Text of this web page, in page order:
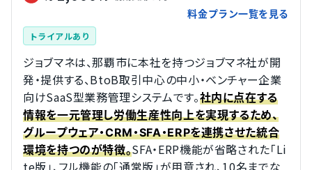
料金プラン一覧を見る
トライアルあり
ジョブマネは、那覇市に本社を持つジョブマネ社が開
発・提供する、BtoB取引中心の中小・ベンチャー企業
向けSaaS型業務管理システムです。社内に点在する
情報を一元管理し労働生産性向上を実現するため、
グループウェア・CRM・SFA・ERPを連携させた統合
環境を持つのが特徴。SFA・ERP機能が省略された「Li